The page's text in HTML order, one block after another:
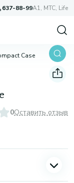
637-88-99A1, МТС, Life
Case
0Оставить отзыв